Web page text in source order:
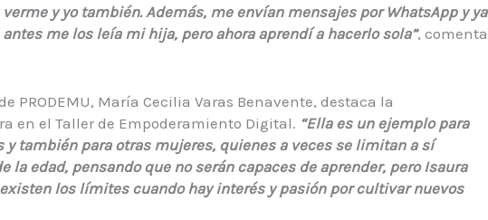
y yo también. Además, me envían mensajes por WhatsApp y ya
me los leía mi hija, pero ahora aprendí a hacerlo sola”, comenta
PRODEMU, María Cecilia Varas Benavente, destaca la
en el Taller de Empoderamiento Digital. “Ella es un ejemplo para
y también para otras mujeres, quienes a veces se limitan a sí
la edad, pensando que no serán capaces de aprender, pero Isaura
los límites cuando hay interés y pasión por cultivar nuevos